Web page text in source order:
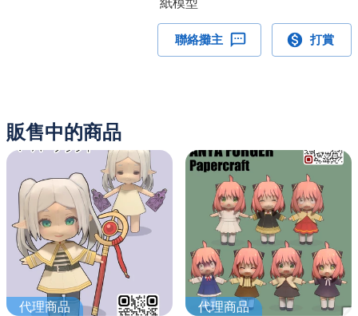
聯絡攤主 打賞
販售中的商品
代理商品
代理商品